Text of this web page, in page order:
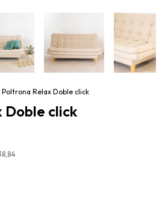
Poltrona Relax Doble click
Doble click